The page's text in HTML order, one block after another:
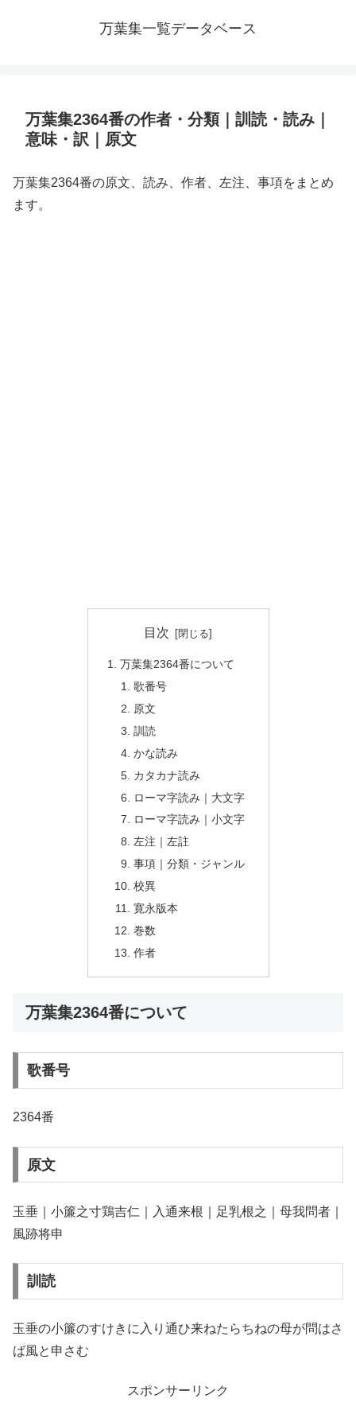
万葉集一覧データベース
万葉集2364番の作者・分類｜訓読・読み｜
意味・訳｜原文
万葉集2364番の原文、読み、作者、左注、事項をまとめ
ます。
目次
万葉集2364番について
歌番号
原文
訓読
かな読み
カタカナ読み
ローマ字読み｜大文字
ローマ字読み｜小文字
左注｜左註
事項｜分類・ジャンル
校異
寛永版本
巻数
作者
万葉集2364番について
歌番号
2364番
原文
玉垂｜小簾之寸鶏吉仁｜入通来根｜足乳根之｜母我問者｜
風跡将申
訓読
玉垂の小簾のすけきに入り通ひ来ねたらちねの母が問はさ
ば風と申さむ
スポンサーリンク